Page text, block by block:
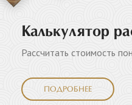
Калькулятор
Рассчитать стоимость
ПОДРОБНЕЕ